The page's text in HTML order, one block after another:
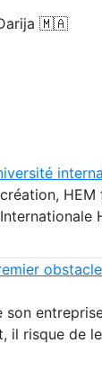
🇲🇦
il risque de